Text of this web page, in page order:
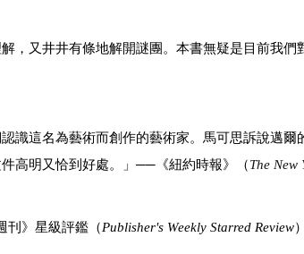
，又井井有條地解開謎團。本書無疑是目前我們
識這名為藝術而創作的藝術家。馬可思訴說邁爾
高明又恰到好處。」──《紐約時報》（The New
刊》星級評鑑（Publisher's Weekly Starred Review）